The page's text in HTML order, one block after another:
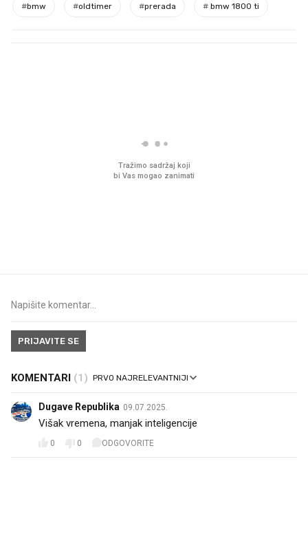
#bmw #oldtimer #prerada # bmw 1800 ti
PRIJAVITE SE
KOMENTARI (1)
Dugave Republika 09.07.2025.
Višak vremena, manjak inteligencije
0 0 ODGOVORITE